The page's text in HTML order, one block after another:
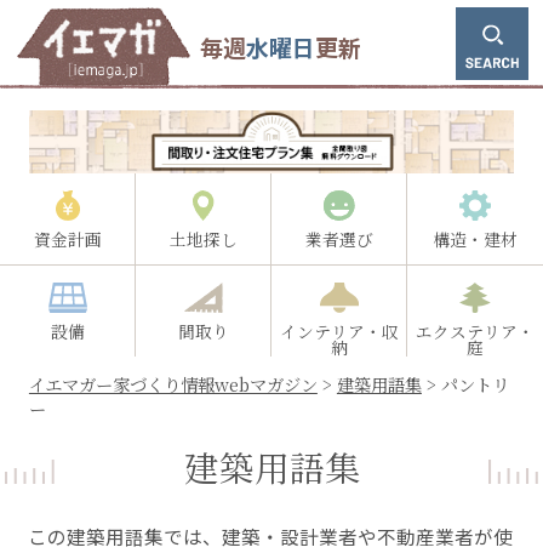
毎週水曜日更新
資金計画 土地探し 業者選び 構造・建材
設備 間取り インテリア・収
納
エクステリア・
庭
イエマガー家づくり情報webマガジン > 建築用語集> パントリ
ー
建築用語集
この建築用語集では、建築・設計業者や不動産業者が使